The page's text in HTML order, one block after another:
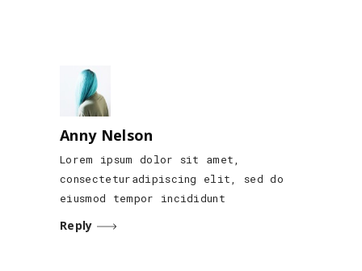
Anny Nelson
Lorem ipsum dolor sit amet,
consecteturadipiscing elit, sed do
eiusmod tempor incididunt
Reply